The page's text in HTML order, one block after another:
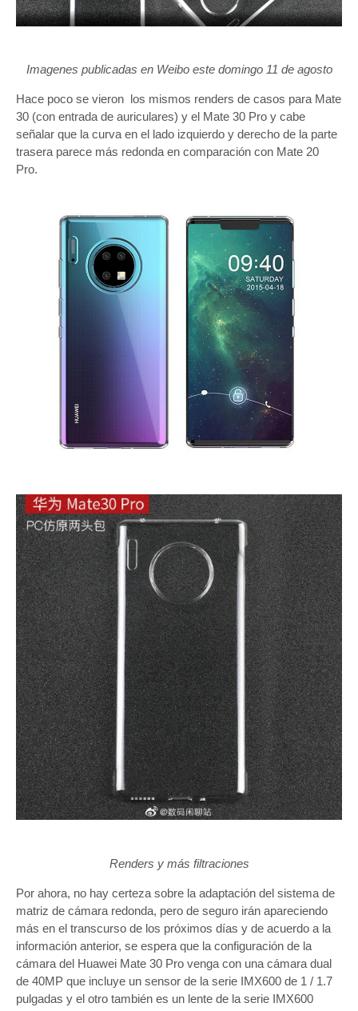
Imagenes publicadas en Weibo este domingo 11 de agosto
Hace poco se vieron los mismos renders de casos para Mate
30 (con entrada de auriculares) y el Mate 30 Pro y cabe
señalar que la curva en el lado izquierdo y derecho de la parte
trasera parece más redonda en comparación con Mate 20
Pro.
Renders y más filtraciones
Por ahora, no hay certeza sobre la adaptación del sistema de
matriz de cámara redonda, pero de seguro irán apareciendo
más en el transcurso de los próximos días y de acuerdo a la
información anterior, se espera que la configuración de la
cámara del Huawei Mate 30 Pro venga con una cámara dual
de 40MP que incluye un sensor de la serie IMX600 de 1 / 1.7
pulgadas y el otro también es un lente de la serie IMX600